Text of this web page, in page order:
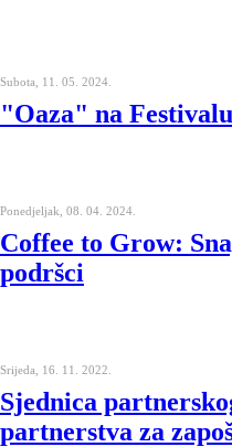
Subota, 11. 05. 2024.
"Oaza" na
Ponedjeljak, 08. 04. 2024.
Coffee to Grow:
podršci
Srijeda, 16. 11. 2022.
Sjednica
partnerstva za